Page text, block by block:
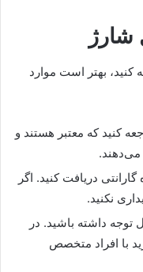
شارژ
کنید، بهتر است موارد
کنید که معتبر هستند و
می‌دهند.
دریافت کنید. اگر
نکنید.
داشته باشید. در
با افراد متخصص